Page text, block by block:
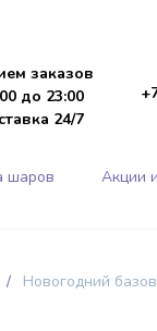
заказов
до 23:00
24/7
шаров Акции
Новогодний